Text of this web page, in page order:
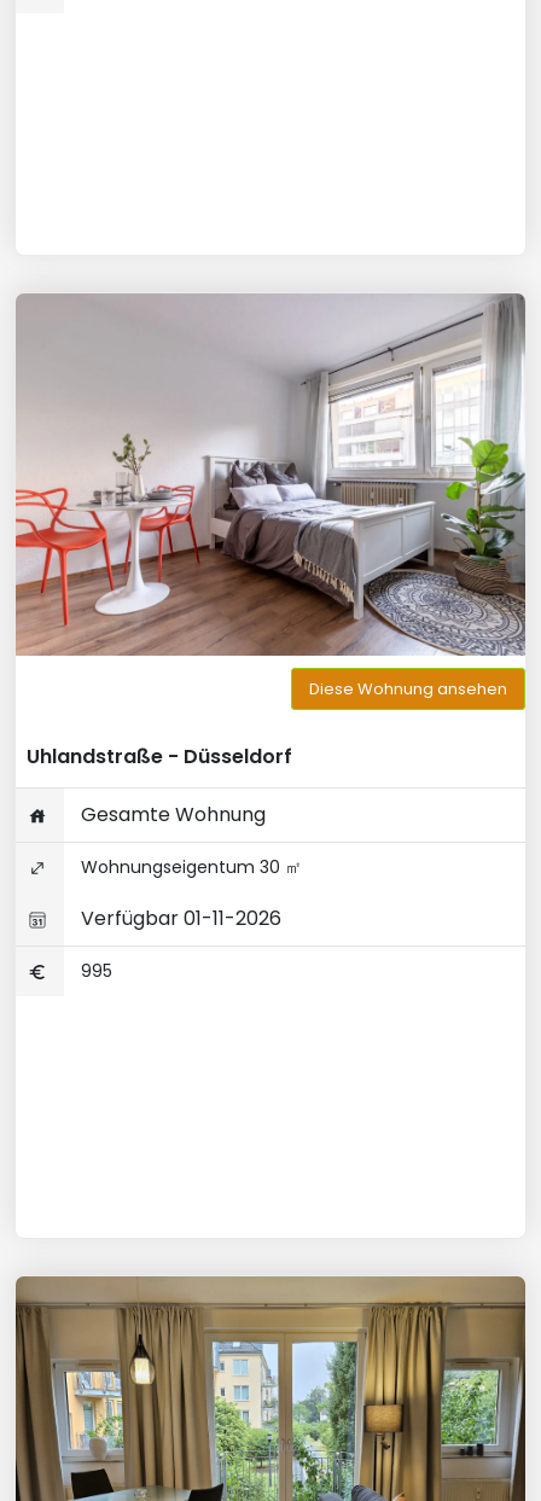
Diese Wohnung ansehen
Uhlandstraße - Düsseldorf
Gesamte Wohnung
Wohnungseigentum 30 ㎡
Verfügbar 01-11-2026
995